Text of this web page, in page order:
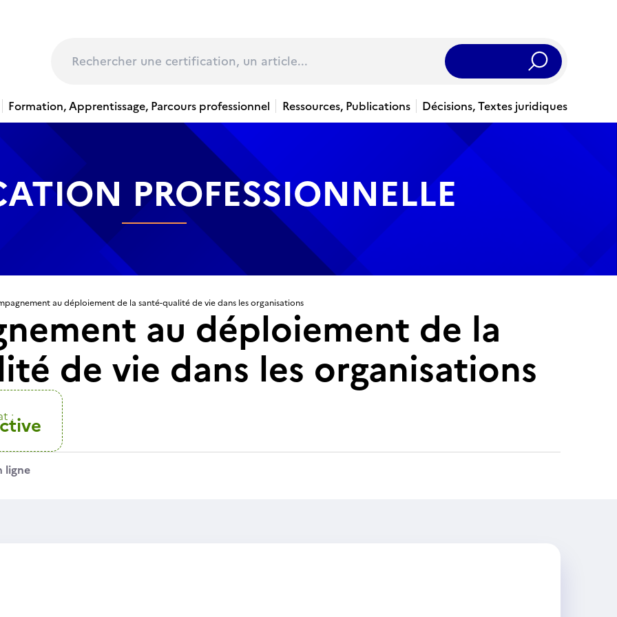
Rechercher
Formation, Apprentissage, Parcours professionnel Ressources, Publications Décisions, Textes juridiques
PROFESSIONNELLE
au déploiement de la santé-qualité de vie dans les organisations
au déploiement de la
de vie dans les organisations
:
ligne